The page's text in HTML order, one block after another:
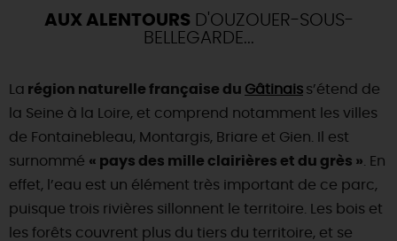
AUX ALENTOURS D'OUZOUER-SOUS-
BELLEGARDE...
La région naturelle française du Gâtinais s’étend de
la Seine à la Loire, et comprend notamment les villes
de Fontainebleau, Montargis, Briare et Gien. Il est
surnommé « pays des mille clairières et du grès » . En
effet, l’eau est un élément très important de ce parc,
puisque trois rivières sillonnent le territoire. Les bois et
les forêts couvrent plus du tiers du territoire, et se